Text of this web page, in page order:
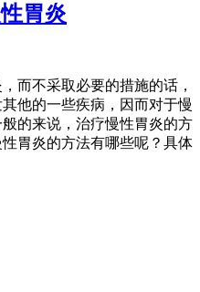
胃炎
而不采取必要的措施的话，
他的一些疾病，因而对于慢
的来说，治疗慢性胃炎的方
胃炎的方法有哪些呢？具体